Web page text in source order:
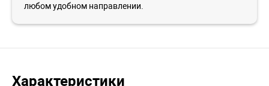
любом удобном направлении.
Характеристики